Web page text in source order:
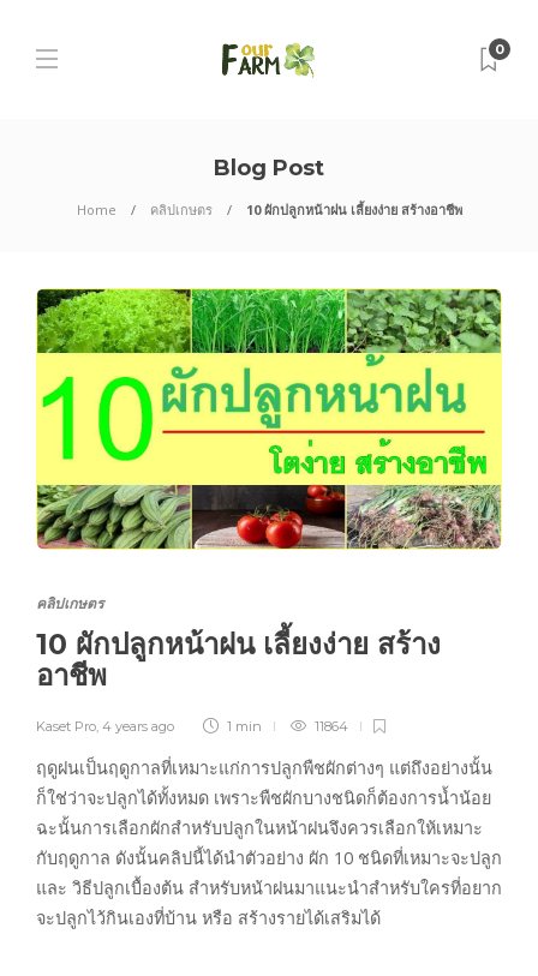
0
Blog Post
Home คลิปเกษตร 10 ผักปลูกหน้าฝน เลี้ยงง่าย สร้างอาชีพ
คลิปเกษตร
10 ผักปลูกหน้าฝน เลี้ยงง่าย สร้าง
อาชีพ
Kaset Pro, 4 years ago 1 min 11864
ฤดูฝนเป็นฤดูกาลที่เหมาะแก่การปลูกพืชผักต่างๆ แต่ถึงอย่างนั้น
ก็ใช่ว่าจะปลูกได้ทั้งหมด เพราะพืชผักบางชนิดก็ต้องการน้ำน้อย
ฉะนั้นการเลือกผักสำหรับปลูกในหน้าฝนจึงควรเลือกให้เหมาะ
กับฤดูกาล ดังนั้นคลิปนี้ได้นำตัวอย่าง ผัก 10 ชนิดที่เหมาะจะปลูก
และ วิธีปลูกเบื้องต้น สำหรับหน้าฝนมาแนะนำสำหรับใครที่อยาก
จะปลูกไว้กินเองที่บ้าน หรือ สร้างรายได้เสริมได้